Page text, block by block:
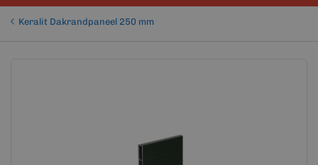
Keralit Dakrandpaneel 250 mm